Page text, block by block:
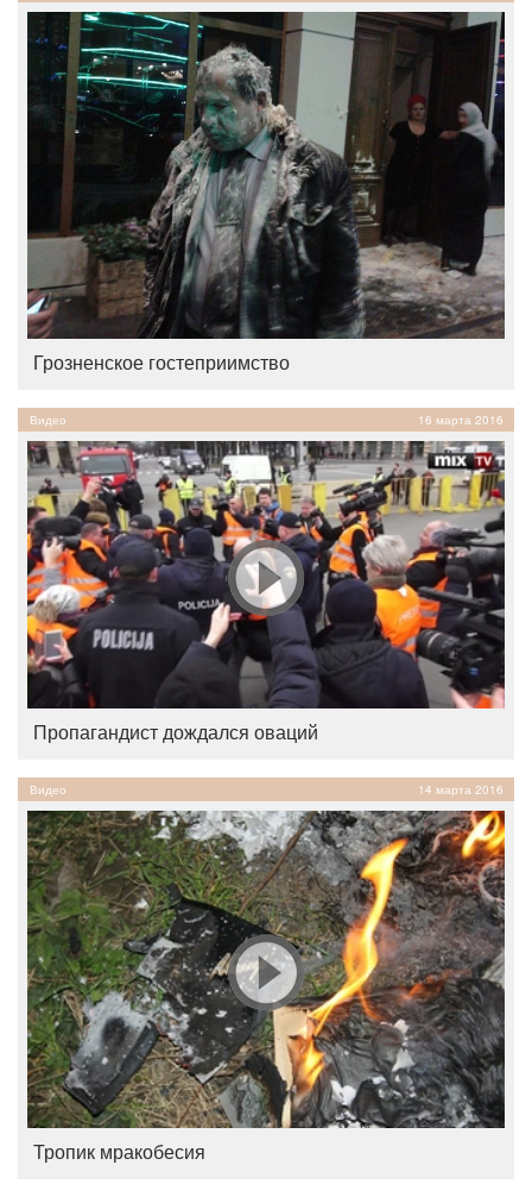
Грозненское гостеприимство
Видео 16 марта 2016
Пропагандист дождался оваций
Видео 14 марта 2016
Тропик мракобесия